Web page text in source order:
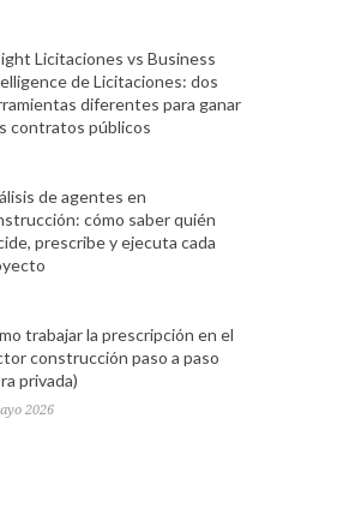
Licitaciones vs Business
de Licitaciones: dos
diferentes para ganar
contratos públicos
de agentes en
cómo saber quién
prescribe y ejecuta cada
trabajar la prescripción en el
construcción paso a paso
privada)
2026